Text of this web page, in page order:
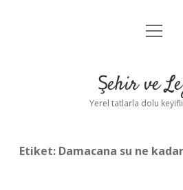
Anasayfa
Yasal Uyarı
menüyü
Şehir ve
Yerel tatlarla dolu
Etiket: Damacana su ne